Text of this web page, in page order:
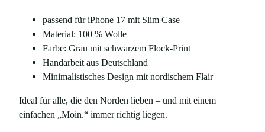
g
passend für iPhone 17 mit Slim Case
Material: 100 % Wolle
Farbe: Grau mit schwarzem Flock-Print
Handarbeit aus Deutschland
Minimalistisches Design mit nordischem Flair
Ideal für alle, die den Norden lieben – und mit einem
einfachen „Moin.“ immer richtig liegen.